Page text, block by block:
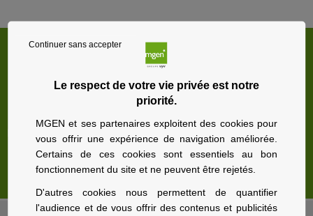
Le respect de votre vie privée est notre
priorité.
MGEN et ses partenaires exploitent des cookies pour
vous offrir une expérience de navigation améliorée.
Certains de ces cookies sont essentiels au bon
fonctionnement du site et ne peuvent être rejetés.
D'autres cookies nous permettent de quantifier
l'audience et de vous offrir des contenus et publicités
Continuer sans accepter
Sections et établissements de santé
MGEN dans le département : Alpes-
Maritimes
Store locator par